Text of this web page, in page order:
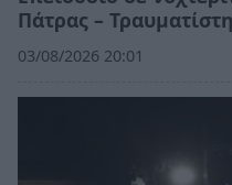
Πάτρας –
03/08/2026 20:01